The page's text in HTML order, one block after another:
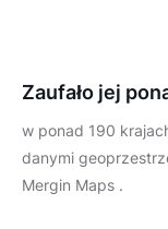
Zaufało jej
w ponad 190
danymi
Mergin Maps .